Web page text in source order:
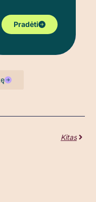
Pradėti
Kitas